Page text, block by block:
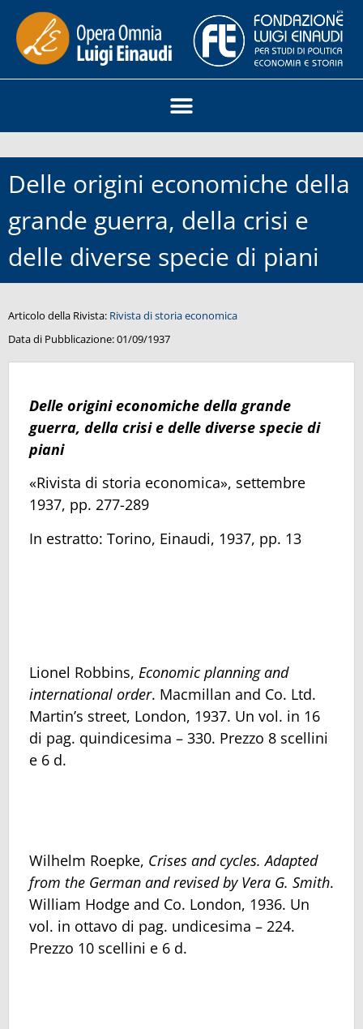
Delle origini economiche della
grande guerra, della crisi e
delle diverse specie di piani
Articolo della Rivista: Rivista di storia economica
Data di Pubblicazione:01/09/1937
Delle origini economiche della grande
guerra, della crisi e delle diverse specie di
piani
«Rivista di storia economica», settembre
1937, pp. 277-289
In estratto: Torino, Einaudi, 1937, pp. 13
Lionel Robbins, Economic planning and
international order. Macmillan and Co. Ltd.
Martin’s street, London, 1937. Un vol. in 16
di pag. quindicesima – 330. Prezzo 8 scellini
e 6 d.
Wilhelm Roepke, Crises and cycles. Adapted
from the German and revised by Vera G. Smith.
William Hodge and Co. London, 1936. Un
vol. in ottavo di pag. undicesima – 224.
Prezzo 10 scellini e 6 d.